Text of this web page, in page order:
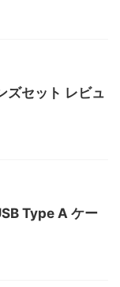
ズセット レビュ
Type A ケー